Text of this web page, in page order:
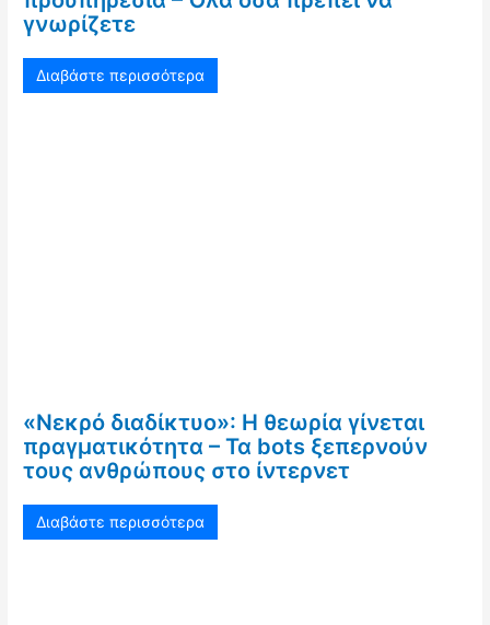
γνωρίζετε
Διαβάστε περισσότερα
«Νεκρό διαδίκτυο»: Η θεωρία γίνεται
πραγματικότητα – Τα bots ξεπερνούν
τους ανθρώπους στο ίντερνετ
Διαβάστε περισσότερα